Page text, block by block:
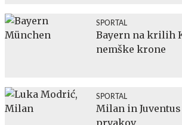
SPORTAL
Bayern na krilih
nemške krone
SPORTAL
Milan in
prvakov